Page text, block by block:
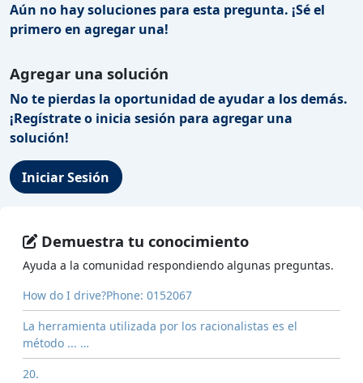
Aún no hay soluciones para esta pregunta. ¡Sé el
primero en agregar una!
Agregar una solución
No te pierdas la oportunidad de ayudar a los demás.
¡Regístrate o inicia sesión para agregar una
solución!
Iniciar Sesión
Demuestra tu conocimiento
Ayuda a la comunidad respondiendo algunas preguntas.
How do I drive?Phone: 0152067
La herramienta utilizada por los racionalistas es el
método ... …
20.